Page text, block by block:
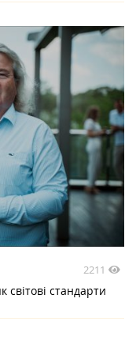
2211
стандарти